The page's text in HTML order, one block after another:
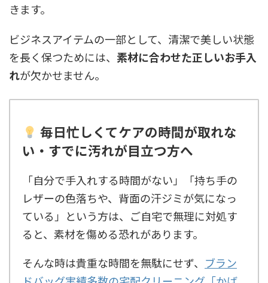
きます。
ビジネスアイテムの一部として、清潔で美しい状態
を長く保つためには、 素材に合わせた正しいお手入
れが欠かせません。
毎日忙しくてケアの時間が取れな
い・すでに汚れが目立つ方へ
「自分で手入れする時間がない」「持ち手の
レザーの色落ちや、背面の汗ジミが気になっ
ている」という方は、ご自宅で無理に対処す
ると、素材を傷める恐れがあります。
そんな時は貴重な時間を無駄にせず、 ブラン